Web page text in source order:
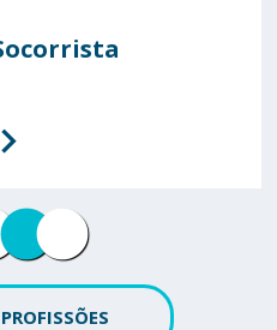
Aérea